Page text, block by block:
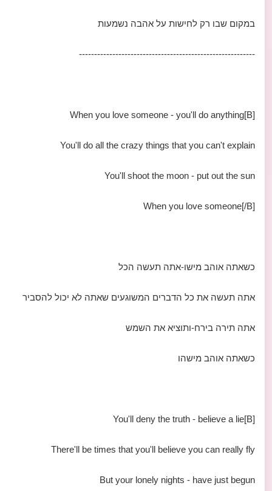
במקום שבו רק לחישות על אהבה נשמעות
----------------------------------------------------------
[B]When you love someone - you'll do anything
You'll do all the crazy things that you can't explain
You'll shoot the moon - put out the sun
When you love someone[/B]
כשאתה אוהב מישו-אתה תעשה הכל
אתה תעשה את כל הדברים המשוגעים שאתה לא יכול להסביר
אתה תירה בירח-ותוציא את השמש
כשאתה אוהב מישהו
[B]You'll deny the truth - believe a lie
There'll be times that you'll believe you can really fly
But your lonely nights - have just begun